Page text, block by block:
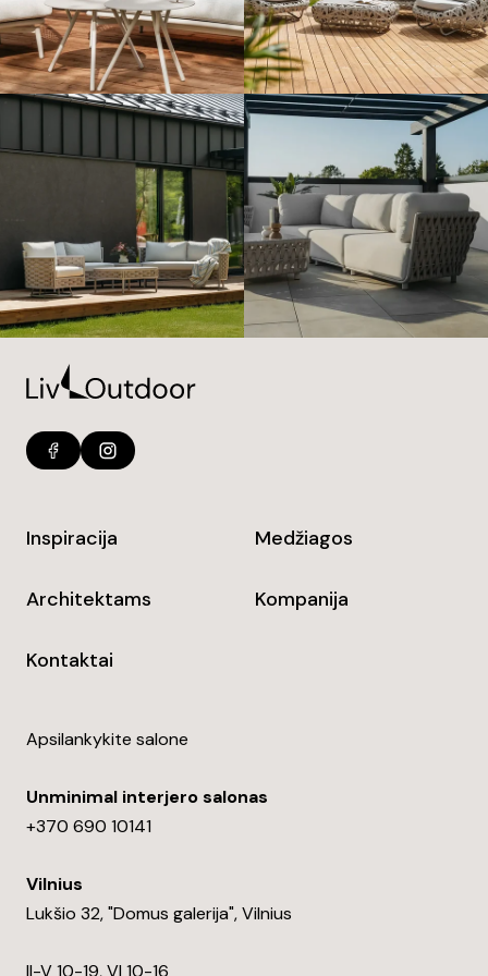
Inspiracija Medžiagos
Architektams Kompanija
Kontaktai
Apsilankykite salone
Unminimal interjero salonas
+370 690 10141
Vilnius
Lukšio 32, "Domus galerija", Vilnius
II-V 10-19, VI 10-16